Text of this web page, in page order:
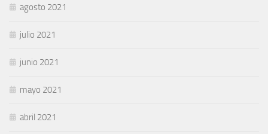
agosto 2021
julio 2021
junio 2021
mayo 2021
abril 2021